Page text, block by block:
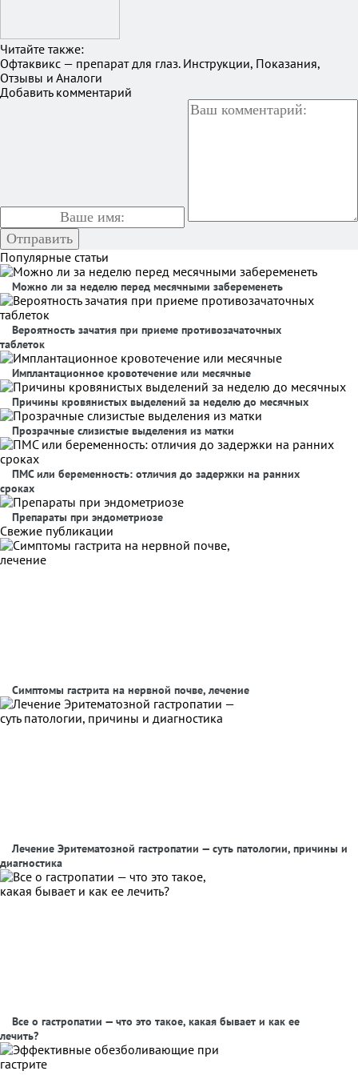
Читайте также:
Офтаквикс — препарат для глаз. Инструкции, Показания,
Отзывы и Аналоги
Добавить комментарий
Популярные статьи
Можно ли за неделю перед месячными забеременеть
Вероятность зачатия при приеме противозачаточных
таблеток
Имплантационное кровотечение или месячные
Причины кровянистых выделений за неделю до месячных
Прозрачные слизистые выделения из матки
ПМС или беременность: отличия до задержки на ранних
сроках
Препараты при эндометриозе
Свежие публикации
Симптомы гастрита на нервной почве, лечение
Лечение Эритематозной гастропатии — суть патологии, причины и
диагностика
Все о гастропатии — что это такое, какая бывает и как ее
лечить?